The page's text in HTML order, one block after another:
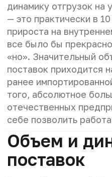
динамику отгрузок на
— это практически в
прироста на
все было бы
«но». Значительный
поставок приходится
ранее
того, абсолютное
отечественных
себе позволить
Объем и
поставок